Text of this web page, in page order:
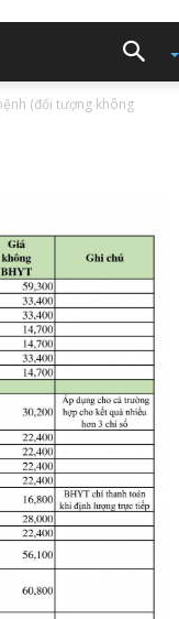
(đối tượng không